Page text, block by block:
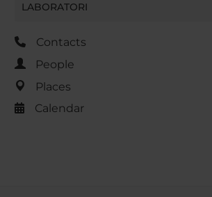
LABORATORI
Contacts
People
Places
Calendar